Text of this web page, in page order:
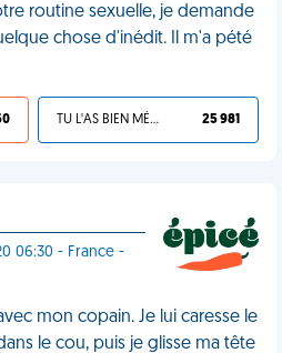
routine sexuelle, je demande
chose d'inédit. Il m'a pété
TU L'AS BIEN MÉRITÉ 25 981
06:30 - France -
mon copain. Je lui caresse le
le cou, puis je glisse ma tête